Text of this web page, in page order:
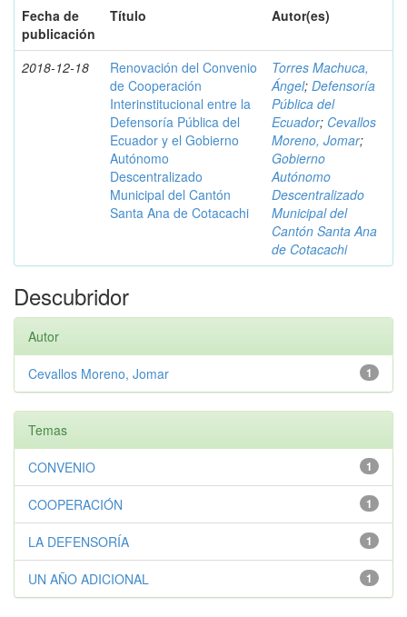
Fecha de
publicación
Título Autor(es)
2018-12-18
Renovación del Convenio
de Cooperación
Interinstitucional entre la
Defensoría Pública del
Ecuador y el Gobierno
Autónomo
Descentralizado
Municipal del Cantón
Santa Ana de Cotacachi
Torres Machuca,
Ángel; Defensoría
Pública del
Ecuador; Cevallos
Moreno, Jomar;
Gobierno
Autónomo
Descentralizado
Municipal del
Cantón Santa Ana
de Cotacachi
Descubridor
Autor
1
Cevallos Moreno, Jomar
Temas
1
CONVENIO
1
COOPERACIÓN
1
LA DEFENSORÍA
1
UN AÑO ADICIONAL